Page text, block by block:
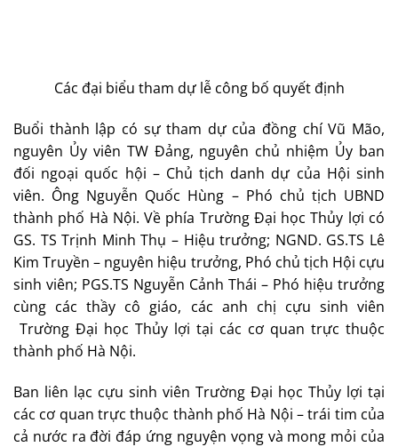
Các đại biểu tham dự lễ công bố quyết định
Buổi thành lập có sự tham dự của đồng chí Vũ Mão,
nguyên Ủy viên TW Đảng, nguyên chủ nhiệm Ủy ban
đối ngoại quốc hội – Chủ tịch danh dự của Hội sinh
viên. Ông Nguyễn Quốc Hùng – Phó chủ tịch UBND
thành phố Hà Nội. Về phía Trường Đại học Thủy lợi có
GS. TS Trịnh Minh Thụ – Hiệu trưởng; NGND. GS.TS Lê
Kim Truyền – nguyên hiệu trưởng, Phó chủ tịch Hội cựu
sinh viên; PGS.TS Nguyễn Cảnh Thái – Phó hiệu trưởng
cùng các thầy cô giáo, các anh chị cựu sinh viên
Trường Đại học Thủy lợi tại các cơ quan trực thuộc
thành phố Hà Nội.
Ban liên lạc cựu sinh viên Trường Đại học Thủy lợi tại
các cơ quan trực thuộc thành phố Hà Nội – trái tim của
cả nước ra đời đáp ứng nguyện vọng và mong mỏi của